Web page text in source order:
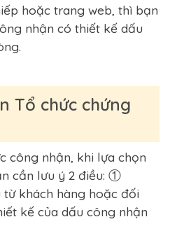
hoặc trang web, thì bạn
nhận có thiết kế dấu
Tổ chức chứng
công nhận, khi lựa chọn
cần lưu ý 2 điều: ①
khách hàng hoặc đối
kế của dấu công nhận